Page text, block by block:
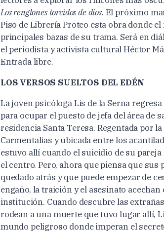
Los renglones torcidos de dios. El próximo
Piso de Librería Proteo esta obra donde
principales bazas de su trama. Será en
el periodista y activista cultural Héctor
Entrada libre.
LOS VERSOS SUELTOS DEL EDÉN
La joven psicóloga Lis de la Serna
para ocupar el puesto de jefa del área de
residencia Santa Teresa. Regentada por
Carmentalias y ubicada entre los
estuvo allí cuando el suicidio de su
el centro. Pero, ahora que piensa que sus
quedado atrás y que puede empezar de
engaño, la traición y el asesinato acechan
institución. Cuando descubre las
rodean a una muerte que tuvo lugar allí,
mundo peligroso donde imperan el